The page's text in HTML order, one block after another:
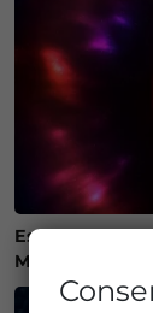
Estos son los
Merindades